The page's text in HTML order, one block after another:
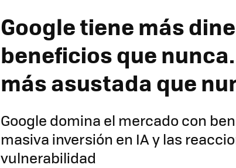
Google tiene más
beneficios que
más asustada que
Google domina el mercado con
masiva inversión en IA y las
vulnerabilidad